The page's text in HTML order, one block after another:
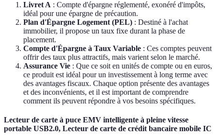
Livret A : Compte d'épargne réglementé, exonéré d'impôts,
idéal pour une épargne de précaution.
Plan d'Épargne Logement (PEL) : Destiné à l'achat
immobilier, il propose un taux fixe durant la phase de
placement.
Compte d'Épargne à Taux Variable : Ces comptes peuvent
offrir des taux plus attractifs, mais varient selon le marché.
Assurance Vie : Que ce soit en unités de compte ou en euros,
ce produit est idéal pour un investissement à long terme avec
des avantages fiscaux. Chaque option présente des avantages
et des inconvénients, et il est important de comprendre
comment ils peuvent répondre à vos besoins spécifiques.
Lecteur de carte à puce EMV intelligente à pleine vitesse
portable USB2.0, Lecteur de carte de crédit bancaire mobile IC